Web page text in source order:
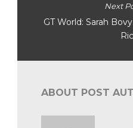
Next
GT World: Sarah
ABOUT POST